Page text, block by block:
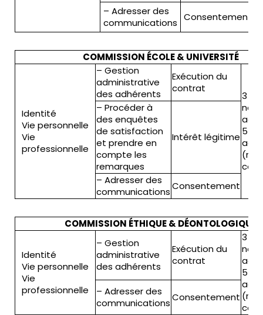
– Adresser des
communications Consentement
COMMISSION ÉCOLE & UNIVERSITÉ
Identité
Vie personnelle
Vie
professionnelle
– Gestion
administrative
des adhérents
Exécution du
contrat
3
non-
5
– Procéder à
des enquêtes
de satisfaction
et prendre en
compte les
remarques
Intérêt légitime
– Adresser des
communicationsConsentement
COMMISSION ÉTHIQUE & DÉONTOLOGIQUE
Identité
Vie personnelle
Vie
professionnelle
– Gestion
administrative
des adhérents
Exécution du
contrat
3
non-
5
– Adresser des
communicationsConsentement